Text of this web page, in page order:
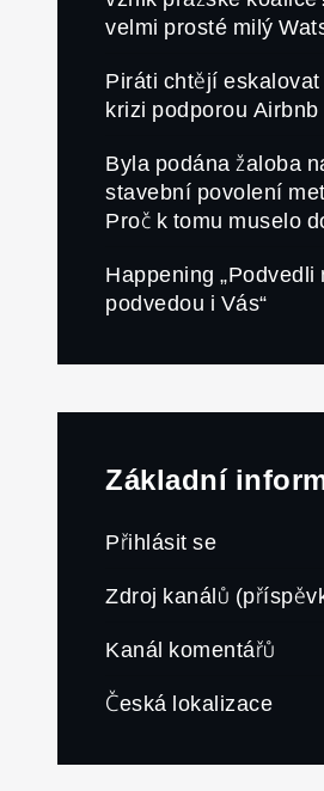
velmi prosté milý
Piráti chtějí
krizi podporou Airbnb
Byla podána žaloba
stavební povolení
Proč k tomu muselo
Happening „Podvedli
podvedou i Vás“
Základní
Přihlásit se
Zdroj kanálů
Kanál komentářů
Česká lokalizace